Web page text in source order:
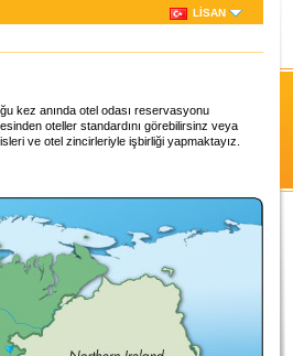
LISAN
kez anında otel odası reservasyonu
oteller standardını görebilirsinz veya
ve otel zincirleriyle işbirliği yapmaktayız.